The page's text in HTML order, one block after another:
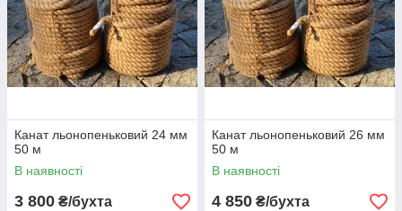
Канат льонопеньковий 24 мм
50 м
В наявності
3 800 ₴/бухта
Канат льонопеньковий 26 мм
50 м
В наявності
4 850 ₴/бухта